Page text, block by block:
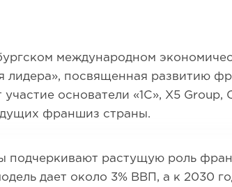
международном
лидера», посвященная развитию
основатели «1С», X5 Group,
франшиз страны.
подчеркивают растущую роль
дает около 3% ВВП, а к 2030